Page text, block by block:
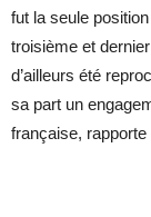
fut la seule
troisième et
d’ailleurs été
sa part un
française,